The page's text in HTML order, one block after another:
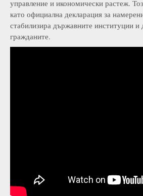
управление и икономически растеж.
като официална декларация за
стабилизира държавните институции
гражданите.